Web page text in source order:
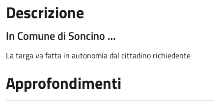
Descrizione
In Comune di Soncino …
La targa va fatta in autonomia dal cittadino richiedente
Approfondimenti